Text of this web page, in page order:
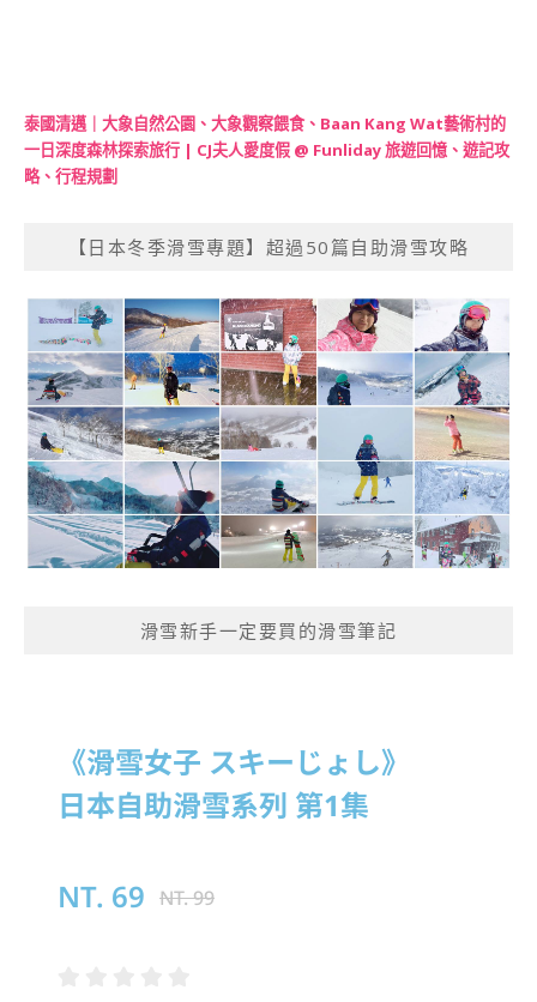
泰國清邁｜大象自然公園、大象觀察餵食、Baan Kang Wat藝術村的
一日深度森林探索旅行 | CJ夫人愛度假 @ Funliday 旅遊回憶、遊記攻
略、行程規劃
【日本冬季滑雪專題】超過50篇自助滑雪攻略
滑雪新手一定要買的滑雪筆記